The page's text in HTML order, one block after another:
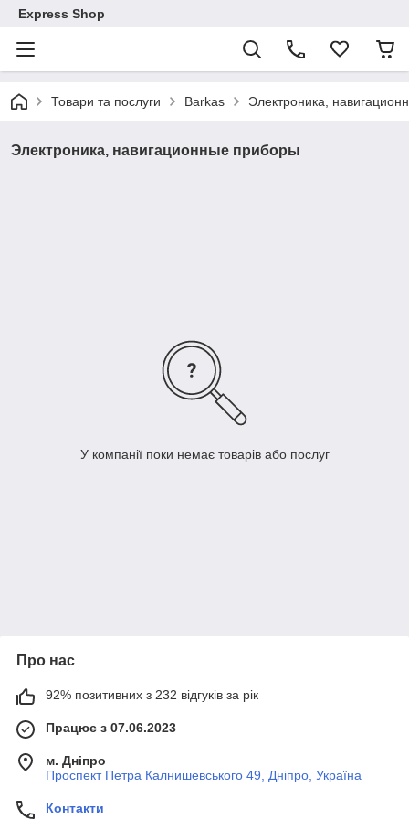
Express Shop
Товари та послуги Barkas Электроника,
Электроника, навигационные приборы
У компанії поки немає товарів або послуг
Про нас
92% позитивних з 232 відгуків за рік
Працює з 07.06.2023
м. Дніпро
Проспект Петра Калнишевського 49, Дніпро, Україна
Контакти